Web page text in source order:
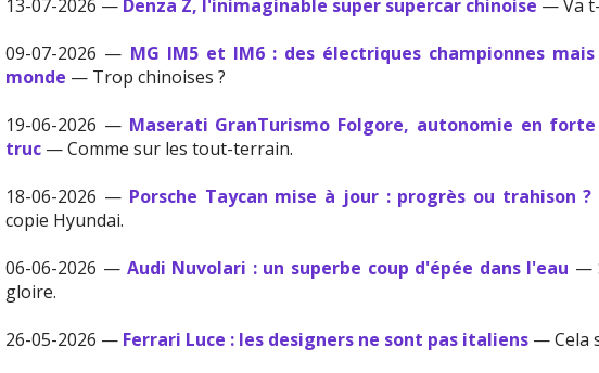
13-07-2026 — Denza Z, l'inimaginable super supercar chinoise — Va
09-07-2026 — MG IM5 et IM6 : des électriques championnes
monde — Trop chinoises ?
19-06-2026 — Maserati GranTurismo Folgore, autonomie en
truc — Comme sur les tout-terrain.
18-06-2026 — Porsche Taycan mise à jour : progrès ou trahison ?
copie Hyundai.
06-06-2026 — Audi Nuvolari : un superbe coup d'épée dans l'eau —
gloire.
26-05-2026 — Ferrari Luce : les designers ne sont pas italiens — Cela